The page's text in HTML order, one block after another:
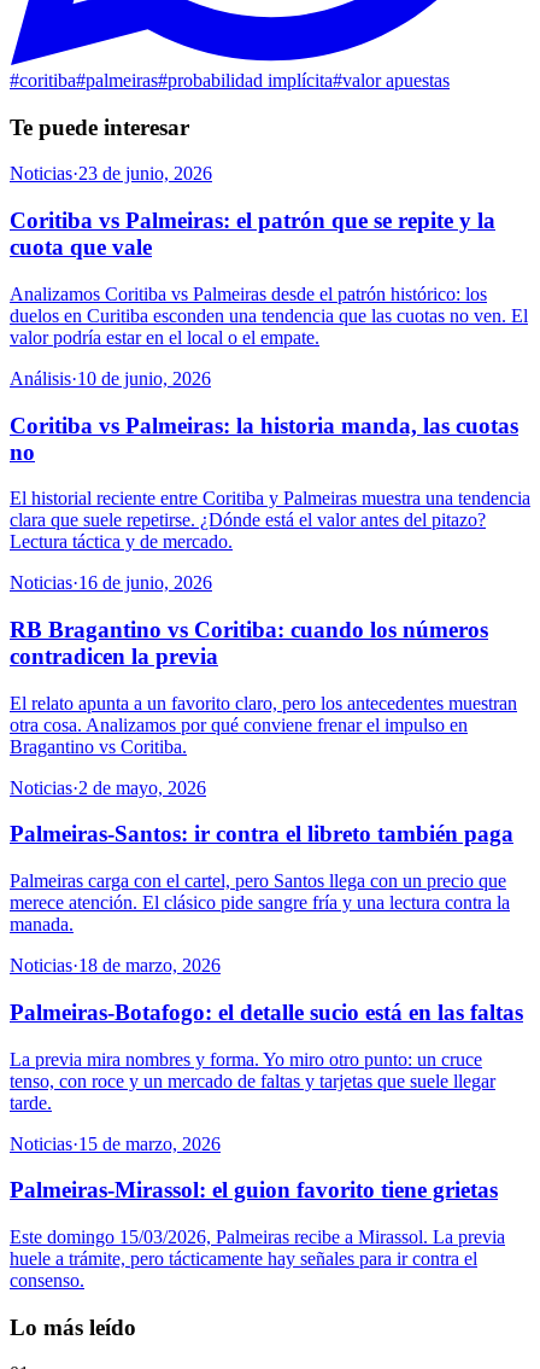
#coritiba#palmeiras#probabilidad implícita#valor apuestas
Te puede interesar
Noticias·23 de junio, 2026
Coritiba vs Palmeiras: el patrón que se repite y la
cuota que vale
Analizamos Coritiba vs Palmeiras desde el patrón histórico: los
duelos en Curitiba esconden una tendencia que las cuotas no ven. El
valor podría estar en el local o el empate.
Análisis·10 de junio, 2026
Coritiba vs Palmeiras: la historia manda, las cuotas
no
El historial reciente entre Coritiba y Palmeiras muestra una tendencia
clara que suele repetirse. ¿Dónde está el valor antes del pitazo?
Lectura táctica y de mercado.
Noticias·16 de junio, 2026
RB Bragantino vs Coritiba: cuando los números
contradicen la previa
El relato apunta a un favorito claro, pero los antecedentes muestran
otra cosa. Analizamos por qué conviene frenar el impulso en
Bragantino vs Coritiba.
Noticias·2 de mayo, 2026
Palmeiras-Santos: ir contra el libreto también paga
Palmeiras carga con el cartel, pero Santos llega con un precio que
merece atención. El clásico pide sangre fría y una lectura contra la
manada.
Noticias·18 de marzo, 2026
Palmeiras-Botafogo: el detalle sucio está en las faltas
La previa mira nombres y forma. Yo miro otro punto: un cruce
tenso, con roce y un mercado de faltas y tarjetas que suele llegar
tarde.
Noticias·15 de marzo, 2026
Palmeiras-Mirassol: el guion favorito tiene grietas
Este domingo 15/03/2026, Palmeiras recibe a Mirassol. La previa
huele a trámite, pero tácticamente hay señales para ir contra el
consenso.
Lo más leído